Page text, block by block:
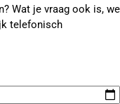
Wat je vraag ook is, we
telefonisch